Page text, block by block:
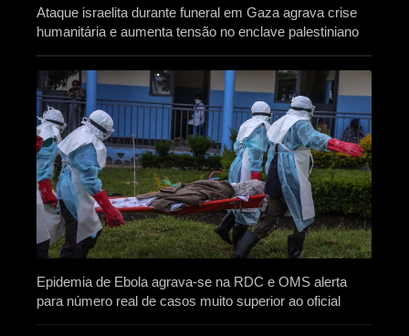
Ataque israelita durante funeral em Gaza agrava crise
humanitária e aumenta tensão no enclave palestiniano
Epidemia de Ebola agrava-se na RDC e OMS alerta
para número real de casos muito superior ao oficial